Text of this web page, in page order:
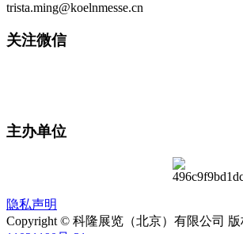
trista.ming@koelnmesse.cn
关注微信
主办单位
隐私声明
Copyright © 科隆展览（北京）有限公司